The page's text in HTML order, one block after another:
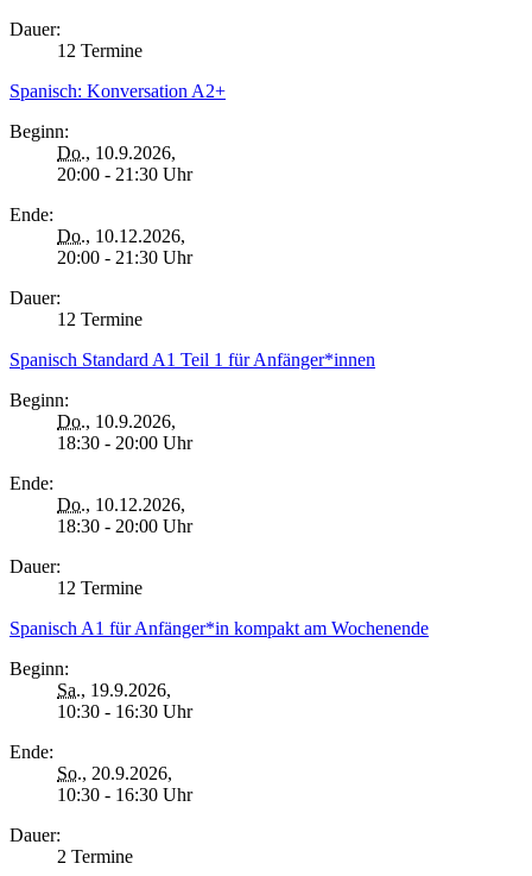
Dauer:
12 Termine
Spanisch: Konversation A2+
Beginn:
Do., 10.9.2026,
20:00 - 21:30 Uhr
Ende:
Do., 10.12.2026,
20:00 - 21:30 Uhr
Dauer:
12 Termine
Spanisch Standard A1 Teil 1 für Anfänger*innen
Beginn:
Do., 10.9.2026,
18:30 - 20:00 Uhr
Ende:
Do., 10.12.2026,
18:30 - 20:00 Uhr
Dauer:
12 Termine
Spanisch A1 für Anfänger*in kompakt am Wochenende
Beginn:
Sa., 19.9.2026,
10:30 - 16:30 Uhr
Ende:
So., 20.9.2026,
10:30 - 16:30 Uhr
Dauer:
2 Termine